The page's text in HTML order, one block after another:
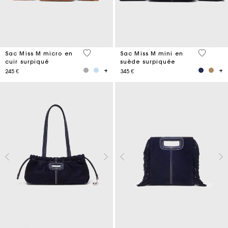
Sac Miss M micro en
cuir surpiqué
245 €
4,9 out of 5 Customer Rating
Sac Miss M mini en
suède surpiquée
345 €
5 out of